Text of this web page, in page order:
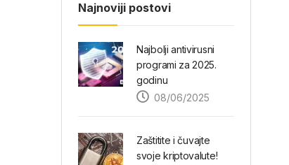
Najnoviji postovi
Najbolji antivirusni
programi za 2025.
godinu
08/06/2025
Zaštitite i čuvajte
svoje kriptovalute!